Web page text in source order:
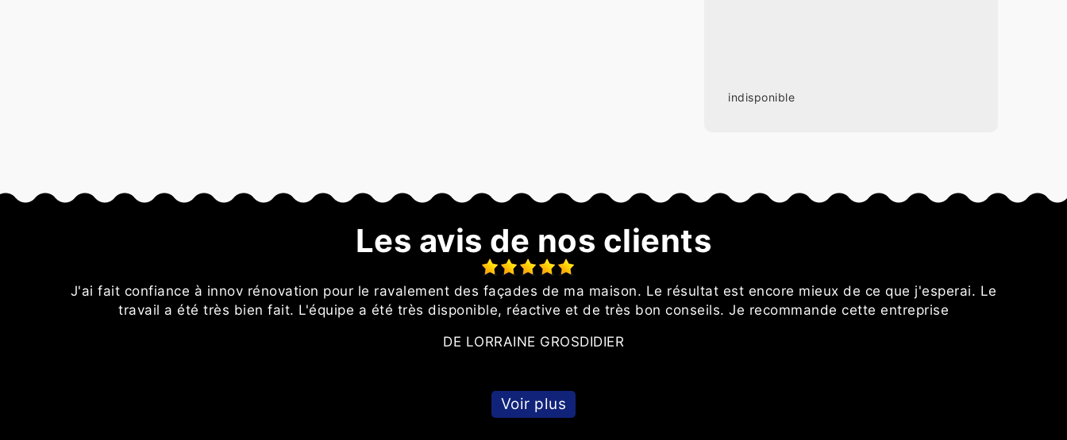
indisponible
Les avis de nos clients
J'ai fait confiance à innov rénovation pour le ravalement des façades de ma maison. Le résultat est encore mieux de ce que j'esperai. Le
travail a été très bien fait. L'équipe a été très disponible, réactive et de très bon conseils. Je recommande cette entreprise
DE LORRAINE GROSDIDIER
Voir plus